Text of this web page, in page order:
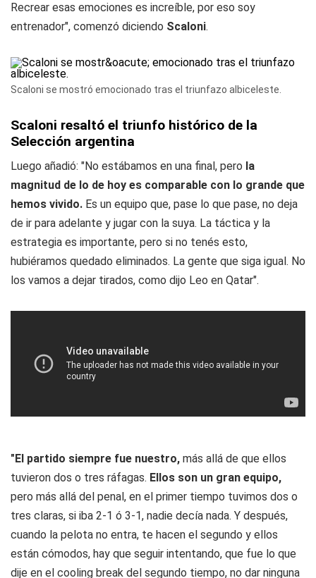
Recrear esas emociones es increíble, por eso soy
entrenador", comenzó diciendo Scaloni.
Scaloni se mostró emocionado tras el triunfazo albiceleste.
Scaloni resaltó el triunfo histórico de la
Selección argentina
Luego añadió: "No estábamos en una final, pero la
magnitud de lo de hoy es comparable con lo grande que
hemos vivido. Es un equipo que, pase lo que pase, no deja
de ir para adelante y jugar con la suya. La táctica y la
estrategia es importante, pero si no tenés esto,
hubiéramos quedado eliminados. La gente que siga igual. No
los vamos a dejar tirados, como dijo Leo en Qatar".
"El partido siempre fue nuestro, más allá de que ellos
tuvieron dos o tres ráfagas. Ellos son un gran equipo,
pero más allá del penal, en el primer tiempo tuvimos dos o
tres claras, si iba 2-1 ó 3-1, nadie decía nada. Y después,
cuando la pelota no entra, te hacen el segundo y ellos
están cómodos, hay que seguir intentando, que fue lo que
dije en el cooling break del segundo tiempo, no dar ninguna